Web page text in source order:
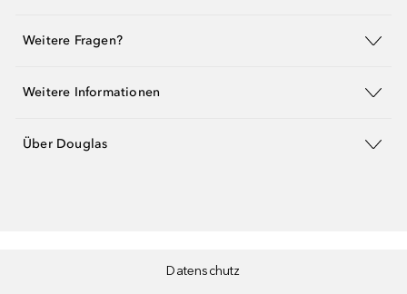
Weitere Fragen?
Weitere Informationen
Über Douglas
Datenschutz